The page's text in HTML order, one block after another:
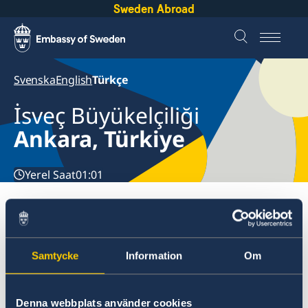
Samtycke Information Om
Denna webbplats använder cookies
Sweden Abroad
SvenskaEnglishTürkçe
İsveç Büyükelçiliği
Ankara, Türkiye
Yerel Saat01:01
Haberler
Türkiye, Ankara
İletişim
Hakkımızda
Embassy is closed 1 May